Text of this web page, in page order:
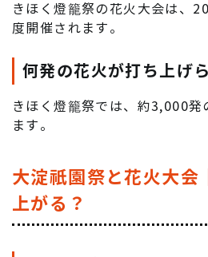
きほく燈籠祭の花火大会は、
度開催されます。
何発の花火が打ち上げ
きほく燈籠祭では、約3,000発
ます。
大淀祇園祭と花火大会
上がる？